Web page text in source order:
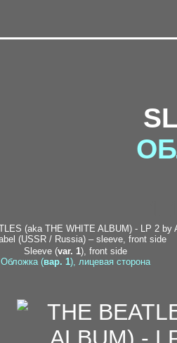
Sleeve (var. 1), front side
Обложка (вар. 1), лицевая сторона